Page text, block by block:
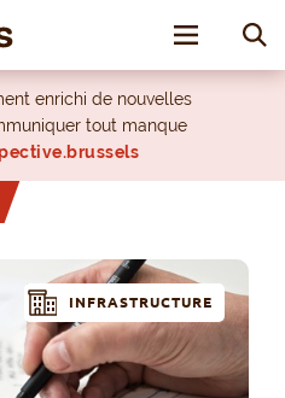
Toggle
enrichi de nouvelles
tout manque
INFRASTRUCTURE